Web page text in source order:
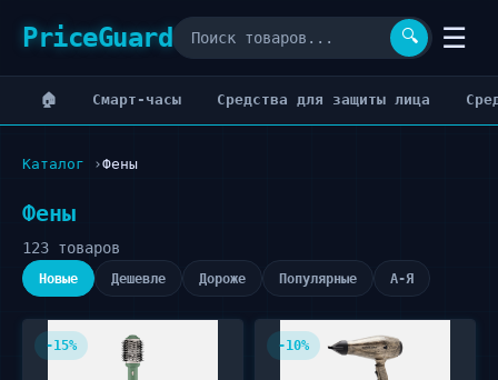
PriceGuard 🔍 ☰
🏠 Cмарт-часы Cредства для защиты лица
Каталог Фены
Фены
123 товаров
Новые Дешевле Дороже Популярные А-Я
-15% -10%